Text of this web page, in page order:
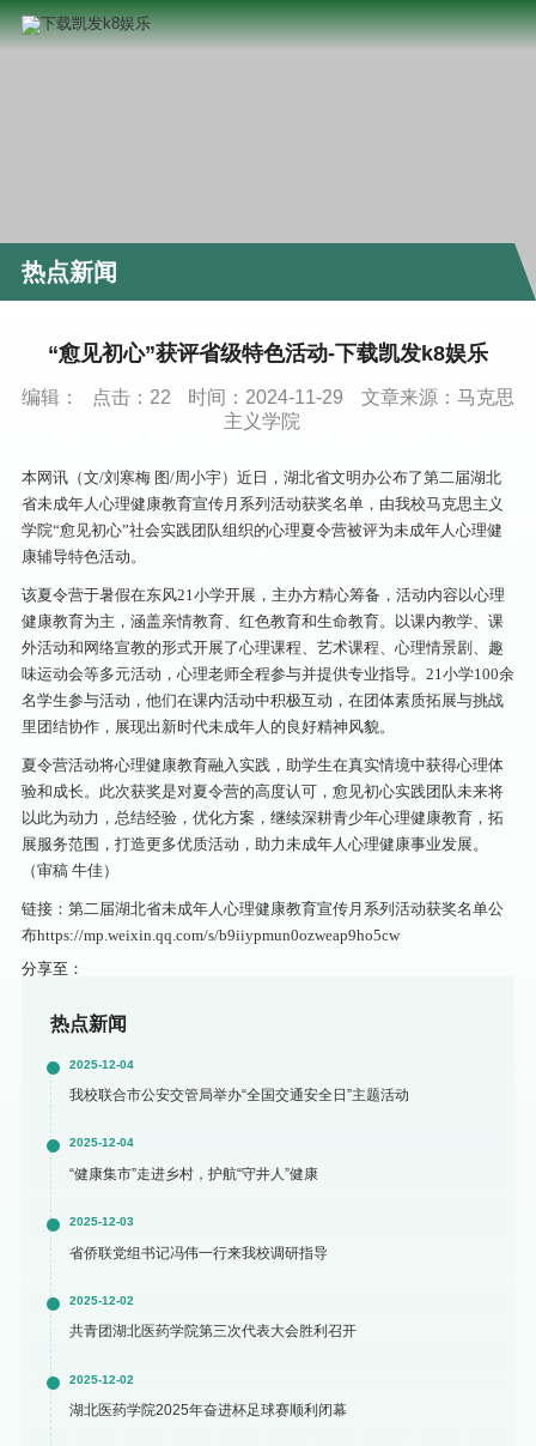
热点新闻
“愈见初心”获评省级特色活动-下载凯发k8娱乐
编辑： 点击： 22 时间：2024-11-29
文章来源：马克思
主义学院
本网讯（文/刘寒梅 图/周小宇）近日，湖北省文明办公布了第二届湖北
省未成年人心理健康教育宣传月系列活动获奖名单，由我校马克思主义
学院“愈见初心”社会实践团队组织的心理夏令营被评为未成年人心理健
康辅导特色活动。
该夏令营于暑假在东风21小学开展，主办方精心筹备，活动内容以心理
健康教育为主，涵盖亲情教育、红色教育和生命教育。以课内教学、课
外活动和网络宣教的形式开展了心理课程、艺术课程、心理情景剧、趣
味运动会等多元活动，心理老师全程参与并提供专业指导。21小学100余
名学生参与活动，他们在课内活动中积极互动，在团体素质拓展与挑战
里团结协作，展现出新时代未成年人的良好精神风貌。
夏令营活动将心理健康教育融入实践，助学生在真实情境中获得心理体
验和成长。此次获奖是对夏令营的高度认可，愈见初心实践团队未来将
以此为动力，总结经验，优化方案，继续深耕青少年心理健康教育，拓
展服务范围，打造更多优质活动，助力未成年人心理健康事业发展。
（审稿 牛佳）
链接：第二届湖北省未成年人心理健康教育宣传月系列活动获奖名单公
布https://mp.weixin.qq.com/s/b9iiypmun0ozweap9ho5cw
分享至：
热点新闻
2025-12-04
我校联合市公安交管局举办“全国交通安全日”主题活动
2025-12-04
“健康集市”走进乡村，护航“守井人”健康
2025-12-03
省侨联党组书记冯伟一行来我校调研指导
2025-12-02
共青团湖北医药学院第三次代表大会胜利召开
2025-12-02
湖北医药学院2025年奋进杯足球赛顺利闭幕